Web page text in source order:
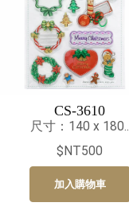
CS-3610
尺寸：140 x 180..
$NT500
加入購物車